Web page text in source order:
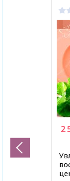
2